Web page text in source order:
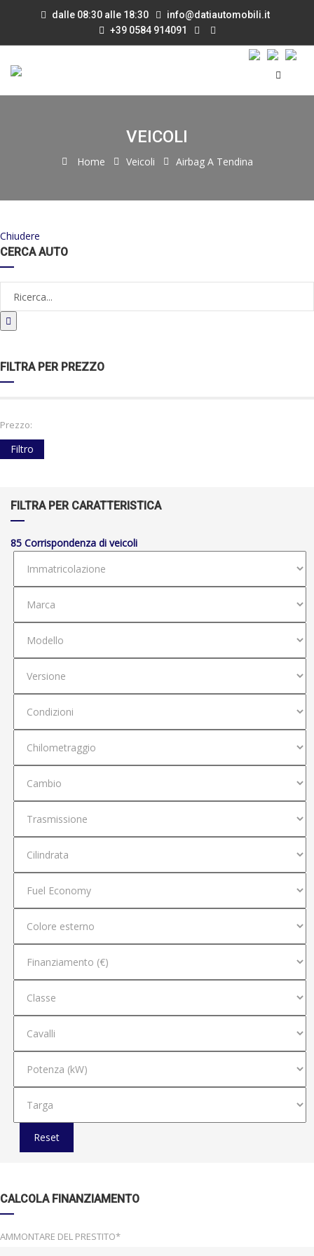
dalle 08:30 alle 18:30
info@datiautomobili.it
+39 0584 914091
VEICOLI
Home Veicoli Airbag A Tendina
Chiudere
CERCA AUTO
FILTRA PER PREZZO
Prezzo:
Filtro
FILTRA PER CARATTERISTICA
85 Corrispondenza di veicoli
Reset
CALCOLA FINANZIAMENTO
AMMONTARE DEL PRESTITO*